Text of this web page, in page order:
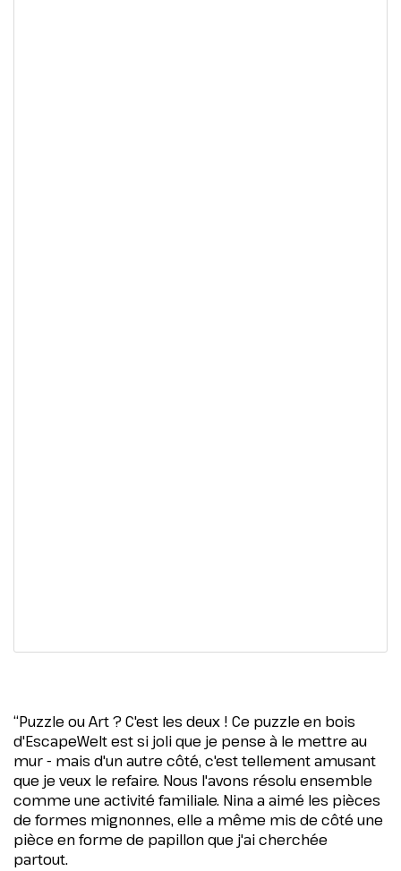
“Puzzle ou Art ? C'est les deux ! Ce puzzle en bois
d'EscapeWelt est si joli que je pense à le mettre au
mur - mais d'un autre côté, c'est tellement amusant
que je veux le refaire. Nous l'avons résolu ensemble
comme une activité familiale. Nina a aimé les pièces
de formes mignonnes, elle a même mis de côté une
pièce en forme de papillon que j'ai cherchée
partout.